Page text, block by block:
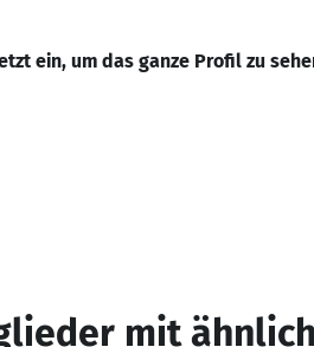
ein, um das ganze Profil zu
mit